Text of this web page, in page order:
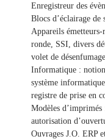
Enregistreur des
Blocs d’éclairage de
Appareils
ronde, SSI, divers
volet de
Informatique : notion
système
registre de prise en
Modèles d’imprimés
autorisation
Ouvrages J.O. ERP